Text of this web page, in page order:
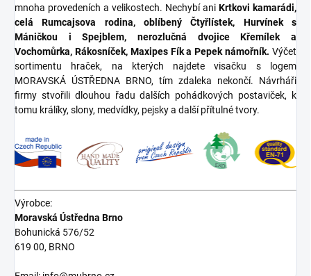
mnoha provedeních a velikostech. Nechybí ani Krtkovi kamarádi,
celá Rumcajsova rodina, oblíbený Čtyřlístek, Hurvínek s
Máničkou i Spejblem, nerozlučná dvojice Křemílek a
Vochomůrka, Rákosníček, Maxipes Fík a Pepek námořník. Výčet
sortimentu hraček, na kterých najdete visačku s logem
MORAVSKÁ ÚSTŘEDNA BRNO, tím zdaleka nekončí. Návrháři
firmy stvořili dlouhou řadu dalších pohádkových postaviček, k
tomu králíky, slony, medvídky, pejsky a další přítulné tvory.
Výrobce:
Moravská Ústředna Brno
Bohunická 576/52
619 00, BRNO